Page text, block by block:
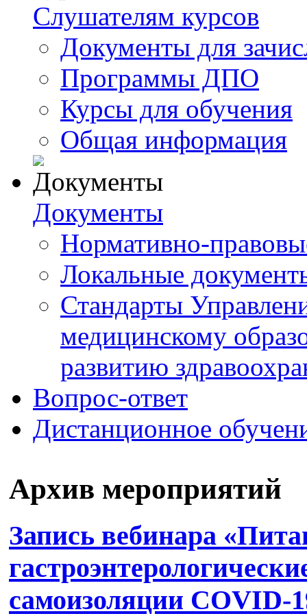
Слушателям курсов
Документы для
Программы ДПО
Курсы для обучения
Общая информация
Документы
Нормативно-
Локальные
Стандарты
медицинскому
развитию
Вопрос-ответ
Дистанционное
Архив мероприятий
Запись вебинара
самоизоляции COVID-